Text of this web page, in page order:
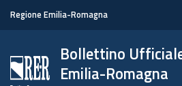
Regione Emilia-Romagna
Bollettino
Emilia-Romagna